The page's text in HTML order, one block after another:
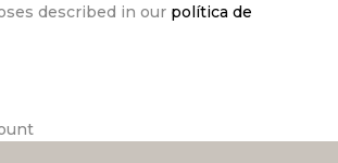
described in our política de